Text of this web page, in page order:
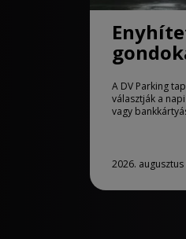
A DV Parking
választják a
vagy
2026. augusztus